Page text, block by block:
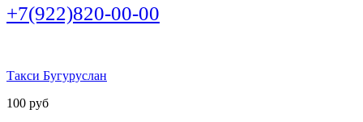
+7(922)820-00-00
Такси Бугуруслан
100 руб